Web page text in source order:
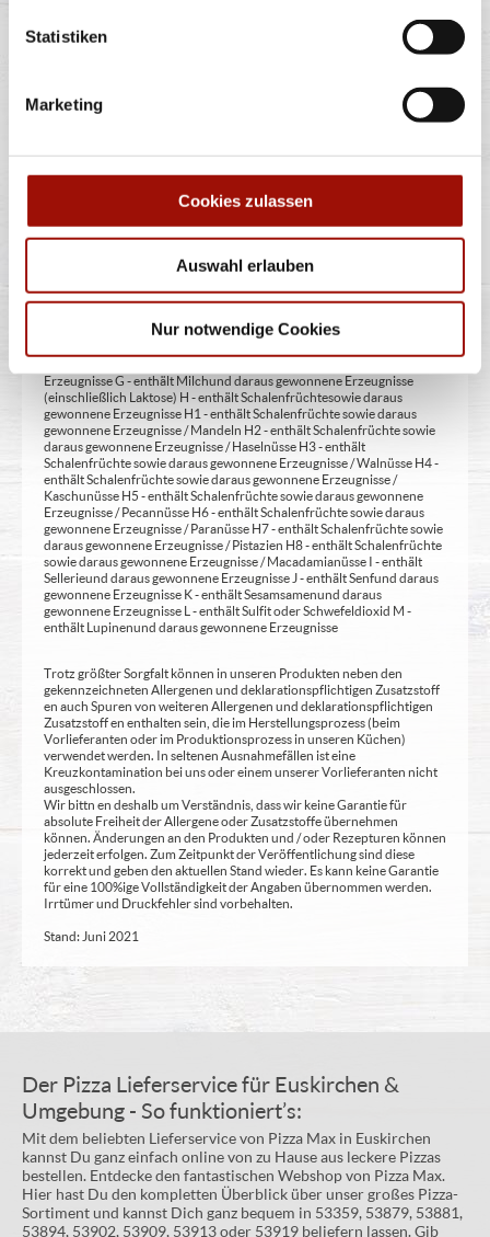
Statistiken
Marketing
Cookies zulassen
Auswahl erlauben
Nur notwendige Cookies
14 - kann bei übermäßigem Verzehr abführend wirken (zusätzlich zur
Angabe 15 - unter Schutzatmosphäre verpackt 16 - chininhaltig 17 -
Aufmerksamkeit bei Kindern beeinträchtigen (bei Azo-Farbstoffen) 22
- mit Sauerstoff, unter Hochdruck, farbstabilisierend (bei Frischfleisch)
/ Weizen A2 - enthält glutenhaltiges Getreide / Roggen A3 - enthält
Hafer A5 - enthält glutenhaltiges Getreide / Dinkel B - enthält
daraus gewonnene Erzeugnisse D - enthält Fische und daraus
Erzeugnisse G - enthält Milch und daraus gewonnene Erzeugnisse
(einschließlich Laktose) H - enthält Schalenfrüchte sowie daraus
gewonnene Erzeugnisse H1 - enthält Schalenfrüchte sowie daraus
gewonnene Erzeugnisse / Mandeln H2 - enthält Schalenfrüchte sowie
daraus gewonnene Erzeugnisse / Haselnüsse H3 - enthält
Schalenfrüchte sowie daraus gewonnene Erzeugnisse / Walnüsse H4 -
enthält Schalenfrüchte sowie daraus gewonnene Erzeugnisse /
Kaschunüsse H5 - enthält Schalenfrüchte sowie daraus gewonnene
Erzeugnisse / Pecannüsse H6 - enthält Schalenfrüchte sowie daraus
gewonnene Erzeugnisse / Paranüsse H7 - enthält Schalenfrüchte sowie
daraus gewonnene Erzeugnisse / Pistazien H8 - enthält Schalenfrüchte
sowie daraus gewonnene Erzeugnisse / Macadamianüsse I - enthält
Sellerie und daraus gewonnene Erzeugnisse J - enthält Senf und daraus
gewonnene Erzeugnisse K - enthält Sesamsamen und daraus
gewonnene Erzeugnisse L - enthält Sulfit oder Schwefeldioxid M -
enthält Lupinen und daraus gewonnene Erzeugnisse
Trotz größter Sorgfalt können in unseren Produkten neben den
gekennzeichneten Allergenen und deklarationspflichtigen Zusatzstoff
en auch Spuren von weiteren Allergenen und deklarationspflichtigen
Zusatzstoff en enthalten sein, die im Herstellungsprozess (beim
Vorlieferanten oder im Produktionsprozess in unseren Küchen)
verwendet werden. In seltenen Ausnahmefällen ist eine
Kreuzkontamination bei uns oder einem unserer Vorlieferanten nicht
ausgeschlossen.
Wir bittn en deshalb um Verständnis, dass wir keine Garantie für
absolute Freiheit der Allergene oder Zusatzstoffe übernehmen
können. Änderungen an den Produkten und / oder Rezepturen können
jederzeit erfolgen. Zum Zeitpunkt der Veröffentlichung sind diese
korrekt und geben den aktuellen Stand wieder. Es kann keine Garantie
für eine 100%ige Vollständigkeit der Angaben übernommen werden.
Irrtümer und Druckfehler sind vorbehalten.
Stand: Juni 2021
Der Pizza Lieferservice für Euskirchen &
Umgebung - So funktioniert’s:
Mit dem beliebten Lieferservice von Pizza Max in Euskirchen
kannst Du ganz einfach online von zu Hause aus leckere Pizzas
bestellen. Entdecke den fantastischen Webshop von Pizza Max.
Hier hast Du den kompletten Überblick über unser großes Pizza-
Sortiment und kannst Dich ganz bequem in 53359, 53879, 53881,
53894, 53902, 53909, 53913 oder 53919 beliefern lassen. Gib